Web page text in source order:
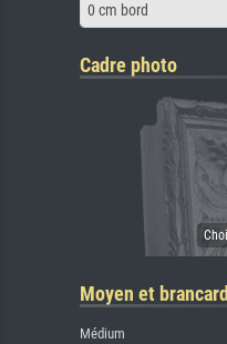
0 cm bord
Cadre photo
Moyen et brancard
Médium